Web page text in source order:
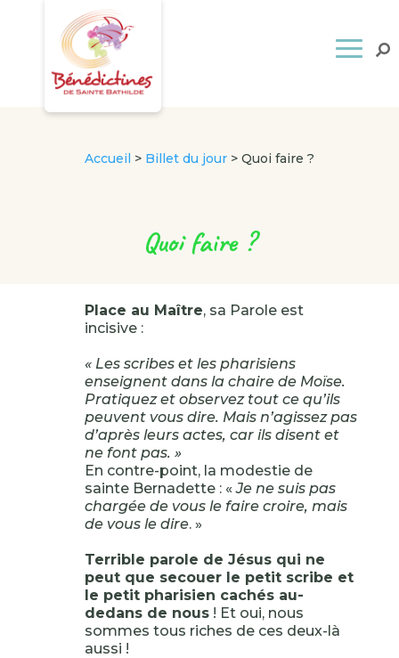
Accueil > Billet du jour> Quoi faire ?
Quoi faire ?
Place au Maître, sa Parole est
incisive :
« Les scribes et les pharisiens
enseignent dans la chaire de Moïse.
Pratiquez et observez tout ce qu’ils
peuvent vous dire. Mais n’agissez pas
d’après leurs actes, car ils disent et
ne font pas. »
En contre-point, la modestie de
sainte Bernadette : «Je ne suis pas
chargée de vous le faire croire, mais
de vous le dire. »
Terrible parole de Jésus qui ne
peut que secouer le petit scribe et
le petit pharisien cachés au-
dedans de nous! Et oui, nous
sommes tous riches de ces deux-là
aussi !